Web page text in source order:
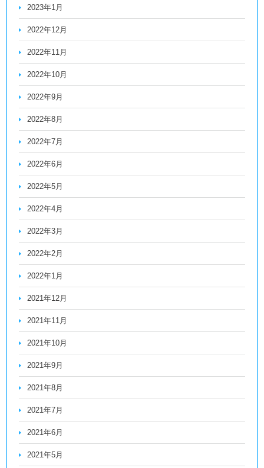
2023年1月
2022年12月
2022年11月
2022年10月
2022年9月
2022年8月
2022年7月
2022年6月
2022年5月
2022年4月
2022年3月
2022年2月
2022年1月
2021年12月
2021年11月
2021年10月
2021年9月
2021年8月
2021年7月
2021年6月
2021年5月